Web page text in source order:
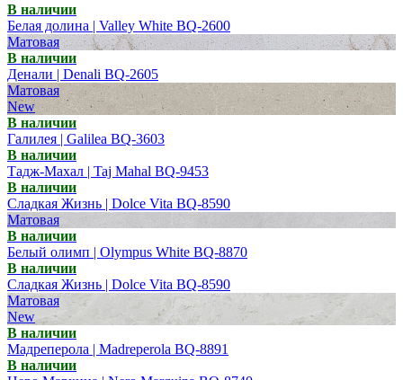
В наличии
Белая долина | Valley White BQ-2600
Матовая
В наличии
Денали | Denali BQ-2605
Матовая
New
В наличии
Галилея | Galilea BQ-3603
В наличии
Тадж-Махал | Taj Mahal BQ-9453
В наличии
Сладкая Жизнь | Dolce Vita BQ-8590
Матовая
В наличии
Белый олимп | Olympus White BQ-8870
В наличии
Сладкая Жизнь | Dolce Vita BQ-8590
Матовая
New
В наличии
Мадреперола | Madreperola BQ-8891
В наличии